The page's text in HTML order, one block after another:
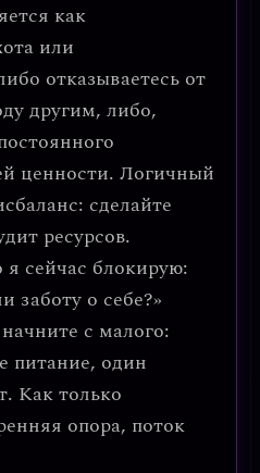
как
или
отказываетесь от
другим, либо,
ценности. Логичный
сделайте
ресурсов.
сейчас блокирую:
заботу о себе?»
с малого:
питание, один
Как только
опора, поток